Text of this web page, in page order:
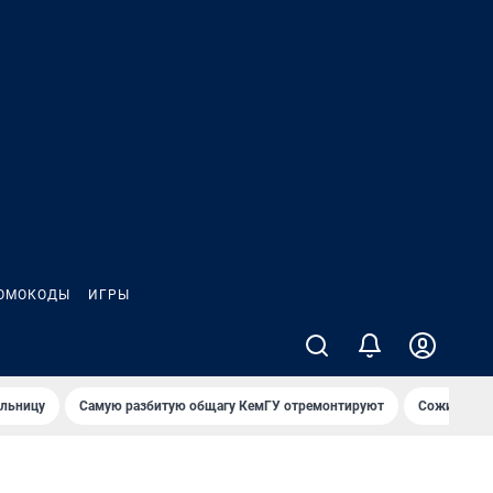
ИГРЫ
Самую разбитую общагу КемГУ отремонтируют